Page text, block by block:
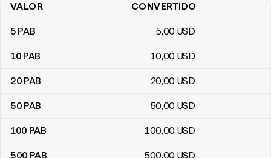
Tabela de conversão de Balboas panamenhos para Dólares
VALOR CONVERTIDO
5 PAB 5,00 USD
10 PAB 10,00 USD
20 PAB 20,00 USD
50 PAB 50,00 USD
100 PAB 100,00 USD
500 PAB 500,00 USD